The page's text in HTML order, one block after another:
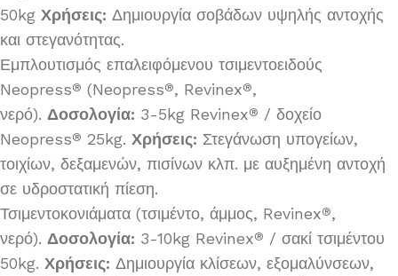
50kg Χρήσεις: Δημιουργία σοβάδων υψηλής αντοχής
και στεγανότητας.
Εμπλουτισμός επαλειφόμενου τσιμεντοειδούς
Neopress® (Neopress®, Revinex®,
νερό). Δοσολογία: 3-5kg Revinex® / δοχείο
Neopress® 25kg. Χρήσεις: Στεγάνωση υπογείων,
τοιχίων, δεξαμενών, πισίνων κλπ. με αυξημένη αντοχή
σε υδροστατική πίεση.
Τσιμεντοκονιάματα (τσιμέντο, άμμος, Revinex®,
νερό). Δοσολογία: 3-10kg Revinex® / σακί τσιμέντου
50kg. Χρήσεις: Δημιουργία κλίσεων, εξομαλύνσεων,